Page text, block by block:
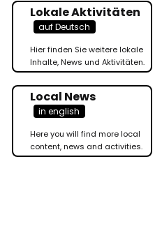
Lokale Aktivitäten
auf Deutsch
Hier finden Sie weitere lokale
Inhalte, News und Aktivitäten.
Local News
in english
Here you will find more local
content, news and activities.